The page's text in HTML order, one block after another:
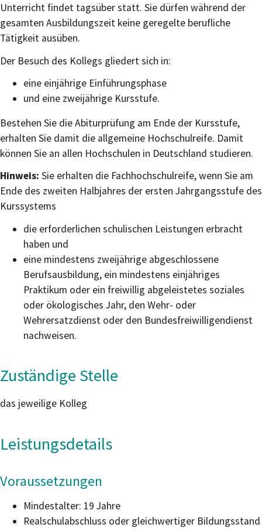
Unterricht findet tagsüber statt. Sie dürfen während der
gesamten Ausbildungszeit keine geregelte berufliche
Tätigkeit ausüben.
Der Besuch des Kollegs gliedert sich in:
eine einjährige Einführungsphase
und eine zweijährige Kursstufe.
Bestehen Sie die Abiturprüfung am Ende der Kursstufe,
erhalten Sie damit die allgemeine Hochschulreife. Damit
können Sie an allen Hochschulen in Deutschland studieren.
Hinweis: Sie erhalten die Fachhochschulreife, wenn Sie am
Ende des zweiten Halbjahres der ersten Jahrgangsstufe des
Kurssystems
die erforderlichen schulischen Leistungen erbracht
haben und
eine mindestens zweijährige abgeschlossene
Berufsausbildung, ein mindestens einjähriges
Praktikum oder ein freiwillig abgeleistetes soziales
oder ökologisches Jahr, den Wehr- oder
Wehrersatzdienst oder den Bundesfreiwilligendienst
nachweisen.
Zuständige Stelle
das jeweilige Kolleg
Leistungsdetails
Voraussetzungen
Mindestalter: 19 Jahre
Realschulabschluss oder gleichwertiger Bildungsstand